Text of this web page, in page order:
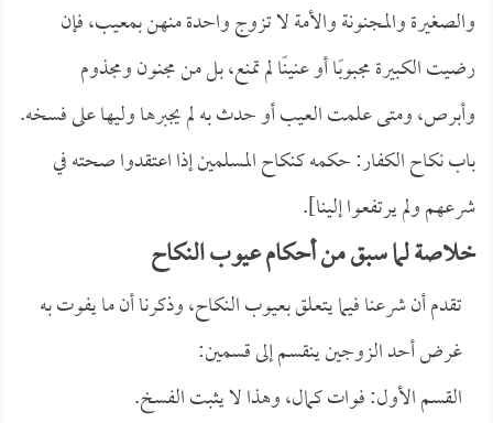
والصغيرة والمجنونة والأمة لا تزوج واحدة منهن بمعيب، فإن
رضيت الكبيرة مجبوبًا أو عنينًا لم تمنع، بل من مجنون ومجذوم
وأبرص، ومتى علمت العيب أو حدث به لم يجبرها وليها على فسخه.
باب نكاح الكفار: حكمه كنكاح المسلمين إذا اعتقدوا صحته في
شرعهم ولم يرتفعوا إلينا].
خلاصة لما سبق من أحكام عيوب النكاح
تقدم أن شرعنا فيما يتعلق بعيوب النكاح، وذكرنا أن ما يفوت به
غرض أحد الزوجين ينقسم إلى قسمين:
القسم الأول: فوات كمال، وهذا لا يثبت الفسخ.